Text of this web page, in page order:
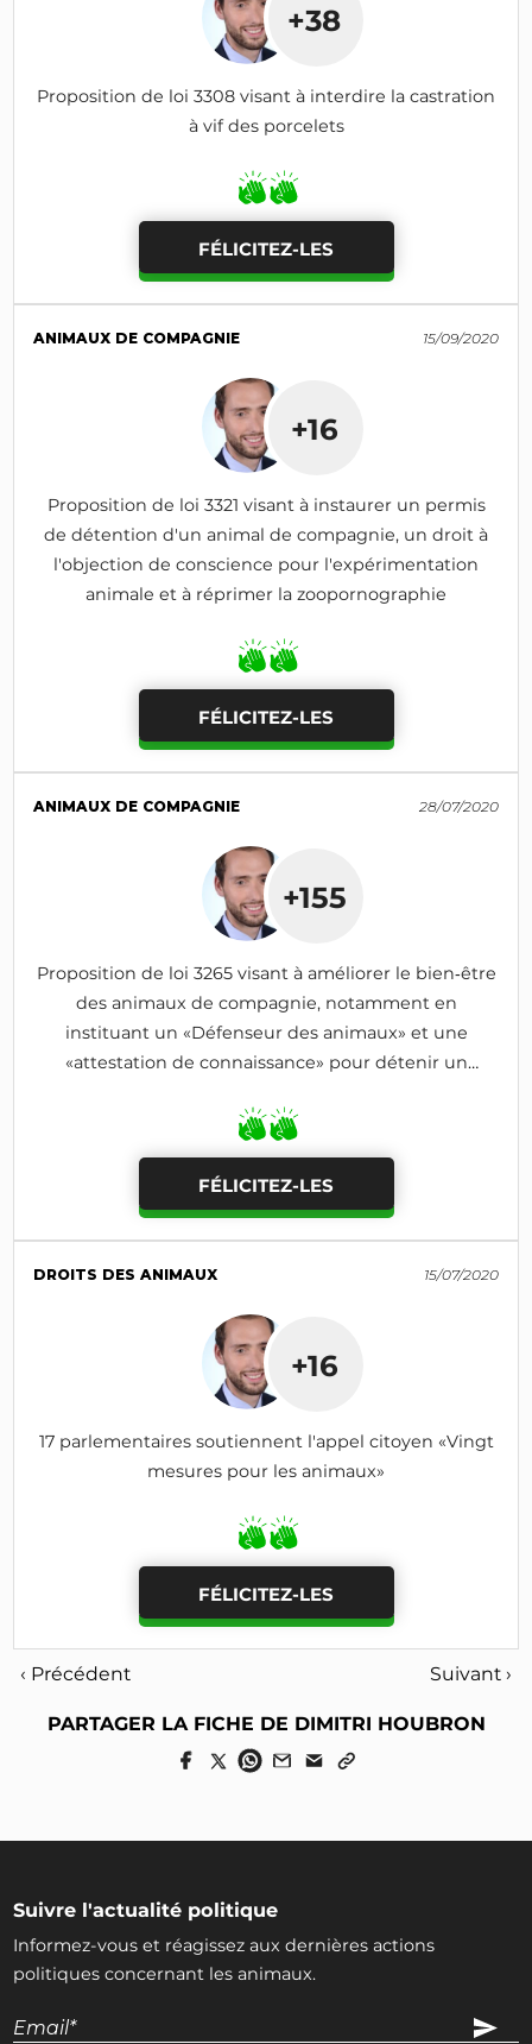
+38
Proposition de loi 3308 visant à interdire la castration
à vif des porcelets
FÉLICITEZ-LES
ANIMAUX DE COMPAGNIE 15/09/2020
+16
Proposition de loi 3321 visant à instaurer un permis
de détention d'un animal de compagnie, un droit à
l'objection de conscience pour l'expérimentation
animale et à réprimer la zoopornographie
FÉLICITEZ-LES
ANIMAUX DE COMPAGNIE 28/07/2020
+155
Proposition de loi 3265 visant à améliorer le bien‑être
des animaux de compagnie, notamment en
instituant un «Défenseur des animaux» et une
«attestation de connaissance» pour détenir un
FÉLICITEZ-LES
DROITS DES ANIMAUX 15/07/2020
+16
17 parlementaires soutiennent l'appel citoyen «Vingt
mesures pour les animaux»
FÉLICITEZ-LES
‹ Précédent Suivant ›
PARTAGER LA FICHE DE DIMITRI HOUBRON
Suivre l'actualité politique
Informez-vous et réagissez aux dernières actions
politiques concernant les animaux.